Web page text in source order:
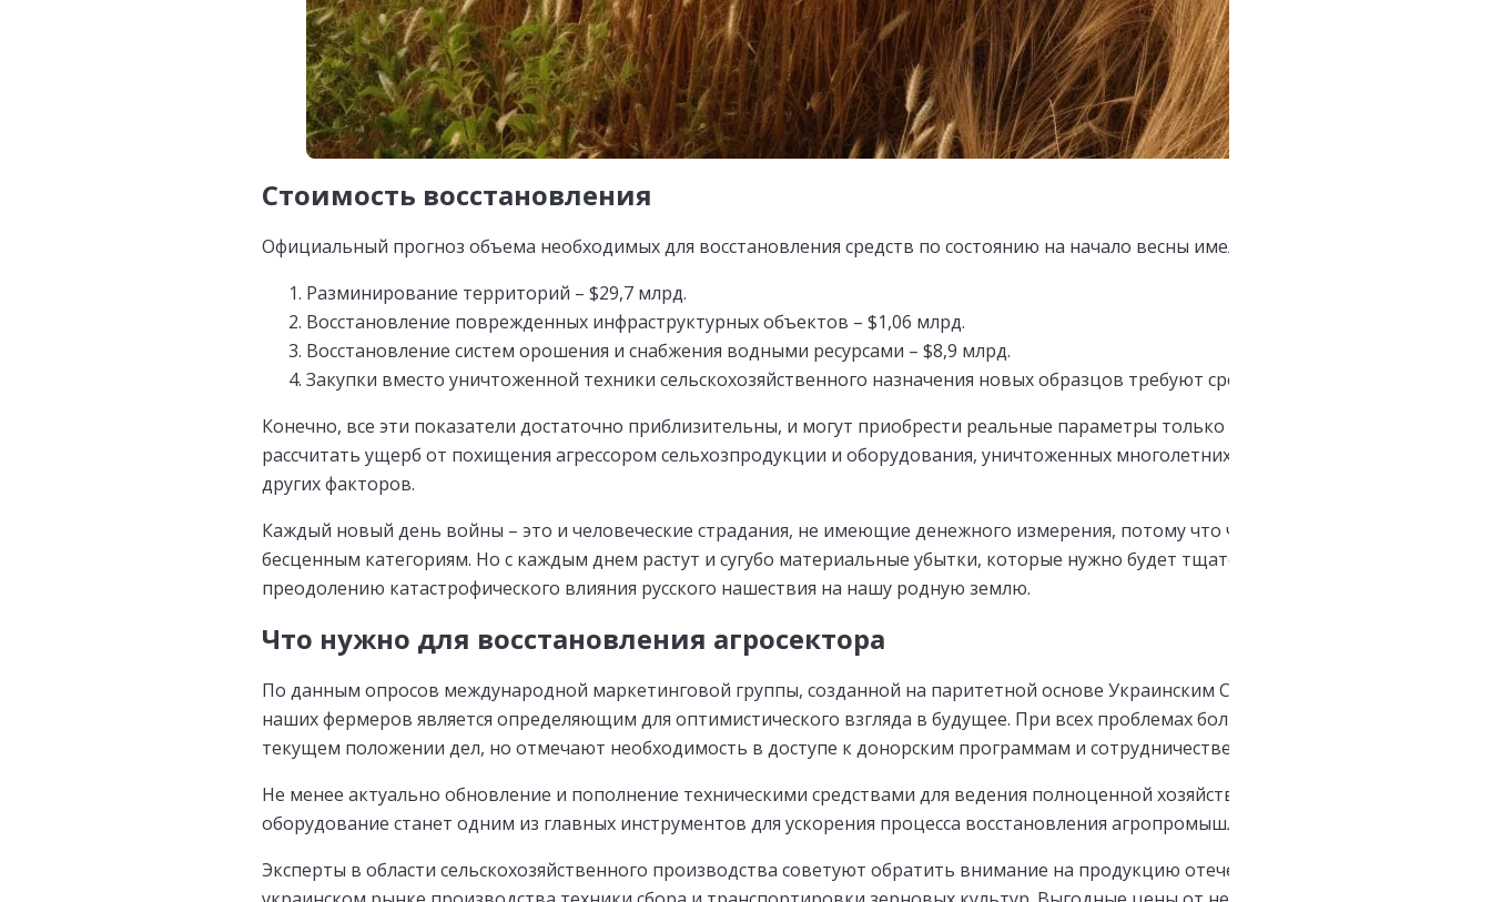
Стоимость восстановления
Официальный прогноз объема необходимых для восстановления средств по состоянию на начало весны имел следующие показатели:
Разминирование территорий – $29,7 млрд.
Восстановление поврежденных инфраструктурных объектов – $1,06 млрд.
Восстановление систем орошения и снабжения водными ресурсами – $8,9 млрд.
Закупки вместо уничтоженной техники сельскохозяйственного назначения новых образцов требуют средств в эквиваленте $2,89
Конечно, все эти показатели достаточно приблизительны, и могут приобрести реальные параметры только после победы. Ведь сейчас
рассчитать ущерб от похищения агрессором сельхозпродукции и оборудования, уничтоженных многолетних насаждений, ущерба,
других факторов.
Каждый новый день войны – это и человеческие страдания, не имеющие денежного измерения, потому что человеческая жизнь и
бесценным категориям. Но с каждым днем растут и сугубо материальные убытки, которые нужно будет тщательно оценить и уже сейчас
преодолению катастрофического влияния русского нашествия на нашу родную землю.
Что нужно для восстановления агросектора
По данным опросов международной маркетинговой группы, созданной на паритетной основе Украинским Советом Бизнеса и Help-
наших фермеров является определяющим для оптимистического взгляда в будущее. При всех проблемах большинство респондентов
текущем положении дел, но отмечают необходимость в доступе к донорским программам и сотрудничестве с кредитными
Не менее актуально обновление и пополнение техническими средствами для ведения полноценной хозяйственной деятельности.
оборудование станет одним из главных инструментов для ускорения процесса восстановления агропромышленного комплекса.
Эксперты в области сельскохозяйственного производства советуют обратить внимание на продукцию отечественной компании